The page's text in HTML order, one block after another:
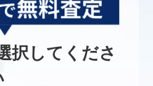
択してくださ